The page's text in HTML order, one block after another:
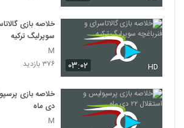
۰۳:۰۲ HD
خلاصه بازی
سوپرلیگ ترکیه
M
۳۷۶ بازدید
دی ماه
M